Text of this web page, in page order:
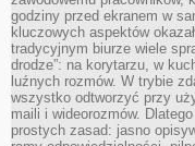
godziny przed ekranem w
kluczowych aspektów
tradycyjnym biurze wiele
drodze”: na korytarzu, w
luźnych rozmów. W trybie
wszystko odtworzyć przy
maili i wideorozmów.
prostych zasad: jasno